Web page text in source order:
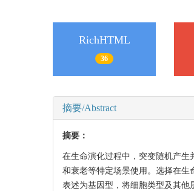
RichHTML
36
摘要/Abstract
摘要：
在生命演化过程中，突变随机产
和衰老等特定场景使用。选择在
表述为基因型，将细胞类型及其